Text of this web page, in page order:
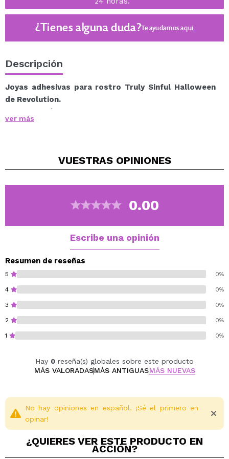
¿Tienes alguna duda?Te ayudamosaquí
Descripción
Joyas adhesivas para rostro Truly Sinful Halloween
de Revolution.
¡La colección Truly Sinful definitivamente lleva el
espíritu travieso de Halloween a un nuevo nivel!
Halloween impactante y fácil de lograr.
crean una apariencia audaz y espeluznante en cuestión
incluido hace que sea una solución rápida y efectiva
Lo mejor es que, siendo libre de crueldad y apto para
veganos, puedes disfrutar de este look transformador
sabiendo que es amigable tanto con los animales como
con el planeta.
¡Una opción ideal para quienes buscan belleza y
conciencia!
Cruelty free.
ver más
VUESTRAS OPINIONES
0.00
Escribe una opinión
Resumen de reseñas
5 0%
4 0%
3 0%
2 0%
1 0%
Hay 0 reseña(s) globales sobre este producto
MÁS VALORADASMÁS ANTIGUASMÁS NUEVAS
No hay opiniones en español. ¡Sé el primero en
opinar!
¿QUIERES VER ESTE PRODUCTO EN
ACCIÓN?